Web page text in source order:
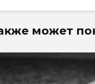
может